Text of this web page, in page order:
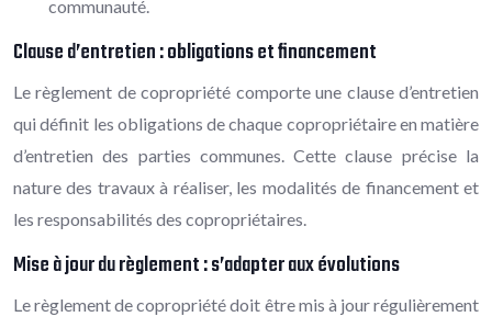
communauté.
Clause d’entretien : obligations et financement
Le règlement de copropriété comporte une clause d’entretien
qui définit les obligations de chaque copropriétaire en matière
d’entretien des parties communes. Cette clause précise la
nature des travaux à réaliser, les modalités de financement et
les responsabilités des copropriétaires.
Mise à jour du règlement : s’adapter aux évolutions
Le règlement de copropriété doit être mis à jour régulièrement